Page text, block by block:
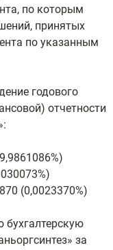
по которым
принятых
по указанным
годового
отчетности
(0,0023370%)
бухгалтерскую
за